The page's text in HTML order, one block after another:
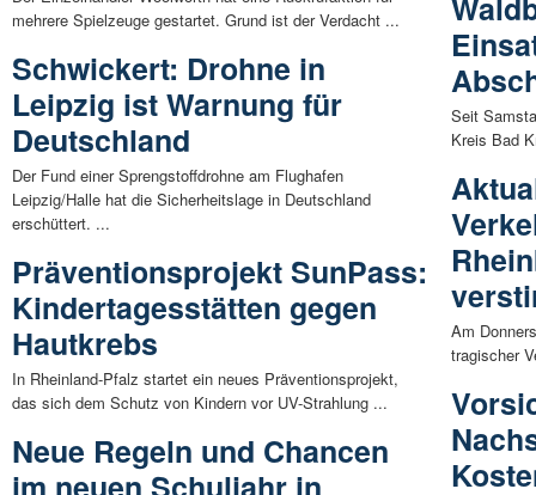
mehrere Spielzeuge gestartet. Grund ist der Verdacht ...
Schwickert: Drohne in
Leipzig ist Warnung für
Deutschland
Der Fund einer Sprengstoffdrohne am Flughafen
Leipzig/Halle hat die Sicherheitslage in Deutschland
erschüttert. ...
Präventionsprojekt SunPass:
Kindertagesstätten gegen
Hautkrebs
In Rheinland-Pfalz startet ein neues Präventionsprojekt,
das sich dem Schutz von Kindern vor UV-Strahlung ...
Neue Regeln und Chancen
Seit
Kreis Bad
Am
tragischer